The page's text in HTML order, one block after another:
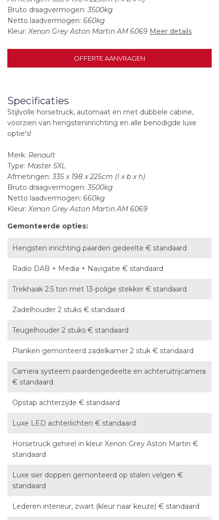
Bruto draagvermogen: 3500kg
Netto laadvermogen: 660kg
Kleur:Xenon Grey Aston Martin AM 6069 Meer details
OFFERTE AANVRAGEN
Specificaties
Stijlvolle horsetruck, automaat en met dubbele cabine,
voorzien van hengsteninrichting en alle benodigde luxe
optie's!
Merk: Renault
Type: Master 5XL
Afmetingen: 335 x 198 x 225cm (l x b x h)
Bruto draagvermogen: 3500kg
Netto laadvermogen: 660kg
Kleur:Xenon Grey Aston Martin AM 6069
Gemonteerde opties:
Hengsten inrichting paarden gedeelte € standaard
Radio DAB + Media + Navigatie € standaard
Trekhaak 2.5 ton met 13-polige stekker € standaard
Zadelhouder 2 stuks € standaard
Teugelhouder 2 stuks € standaard
Planken gemonteerd zadelkamer 2 stuk € standaard
Camera systeem paardengedeelte en achteruitrijcamera
€ standaard
Opstap achterzijde € standaard
Luxe LED achterlichten € standaard
Horsetruck geheel in kleur Xenon Grey Aston Martin €
standaard
Luxe sier doppen gemonteerd op stalen velgen €
standaard
Lederen interieur, zwart (kleur naar keuze) € standaard